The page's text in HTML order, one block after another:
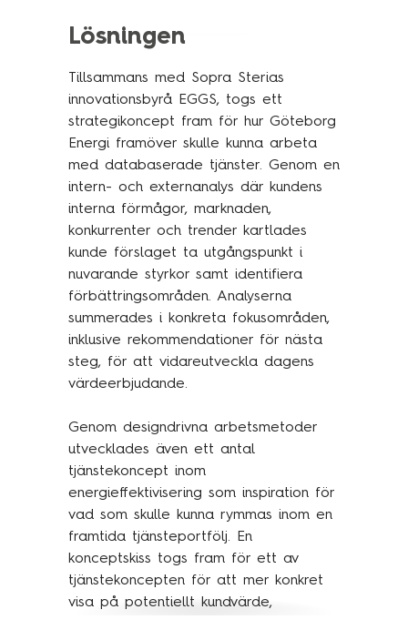
Lösningen
Tillsammans med Sopra Sterias
innovationsbyrå EGGS, togs ett
strategikoncept fram för hur Göteborg
Energi framöver skulle kunna arbeta
med databaserade tjänster. Genom en
intern- och externanalys där kundens
interna förmågor, marknaden,
konkurrenter och trender kartlades
kunde förslaget ta utgångspunkt i
nuvarande styrkor samt identifiera
förbättringsområden. Analyserna
summerades i konkreta fokusområden,
inklusive rekommendationer för nästa
steg, för att vidareutveckla dagens
värdeerbjudande.
Genom designdrivna arbetsmetoder
utvecklades även ett antal
tjänstekoncept inom
energieffektivisering som inspiration för
vad som skulle kunna rymmas inom en
framtida tjänsteportfölj. En
konceptskiss togs fram för ett av
tjänstekoncepten för att mer konkret
visa på potentiellt kundvärde,